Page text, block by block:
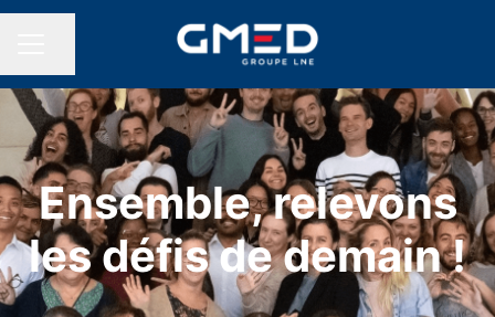
Partager la page
Ensemble, relevons
les défis de demain !